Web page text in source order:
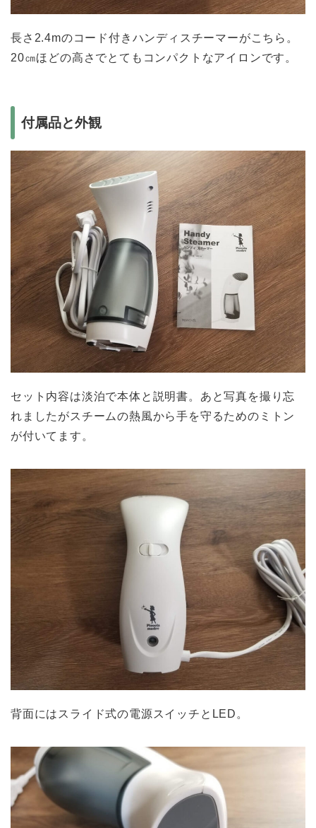
長さ2.4mのコード付きハンディスチーマーがこちら。
20㎝ほどの高さでとてもコンパクトなアイロンです。
付属品と外観
セット内容は淡泊で本体と説明書。あと写真を撮り忘
れましたがスチームの熱風から手を守るためのミトン
が付いてます。
背面にはスライド式の電源スイッチとLED。